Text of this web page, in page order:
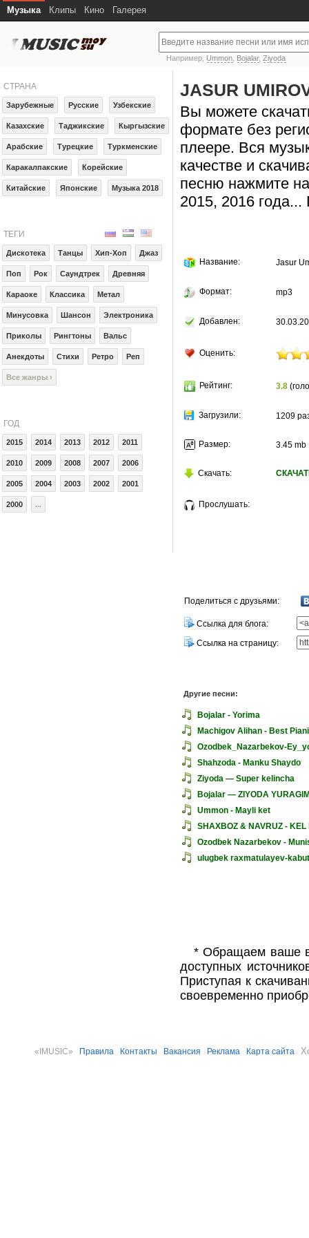
Музыка Клипы Кино Галерея
Например, Ummon Bojalar,Ziyoda
СТРАНА
Зарубежные Русские Узбекские
Казахские Таджикские Кыргызские
Арабские Турецкие Туркменские
Каракалпакские Корейские
Китайские Японские Музыка 2018
ТЕГИ
Дискотека Танцы Хип-Хоп Джаз
Поп Рок Саундтрек Древняя
Караоке Классика Метал
Минусовка Шансон Электроника
Приколы Рингтоны Вальс
Анекдоты Стихи Ретро Реп
Все жанры ›
ГОД
2015 2014 2013 2012 2011
2010 2009 2008 2007 2006
2005 2004 2003 2002 2001
2000 ...
JASUR
Вы можете
формате без
плеере. Вся
качестве и
песню нажмите
2015, 2016
Название: Jasur
Формат: mp3
Добавлен:
Оценить:
Рейтинг: 3.8
Загрузили: 1209
Размер: 3.45 mb
Скачать:
Прослушать:
Поделиться с друзьями:
Ссылка для блога:
Ссылка на страницу:
Другие песни:
Bojalar - Yorima
Machigov Alihan - Best
Ozodbek_Nazarbekov-
Shahzoda - Manku Shaydo
Ziyoda — Super kelincha
Bojalar — ZIYODA
Ummon - Mayli ket
SHAXBOZ & NAVRUZ - KEL
Ozodbek Nazarbekov -
ulugbek raxmatulayev-
* Обращаем ваше
доступных
Приступая к
своевременно
«IMUSIC» Правила Контакты Вакансия Реклама Карта сайта